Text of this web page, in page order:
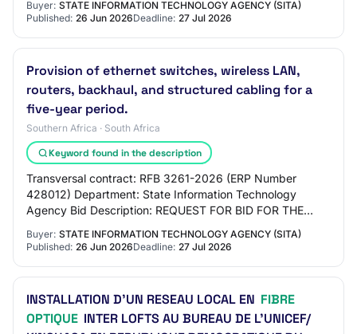
Session :…
Buyer: STATE INFORMATION TECHNOLOGY AGENCY (SITA)
Published: 26 Jun 2026Deadline: 27 Jul 2026
Provision of ethernet switches, wireless LAN,
routers, backhaul, and structured cabling for a
five-year period.
Southern Africa · South Africa
Keyword found in the description
Transversal contract: RFB 3261-2026 (ERP Number
428012) Department: State Information Technology
Agency Bid Description: REQUEST FOR BID FOR THE
ESTABLISHMENT OF A TRANSVERSAL CONTRACT FOR
THE PROVIS…
Buyer: STATE INFORMATION TECHNOLOGY AGENCY (SITA)
Published: 26 Jun 2026Deadline: 27 Jul 2026
INSTALLATION D’UN RESEAU LOCAL EN FIBRE
OPTIQUE INTER LOFTS AU BUREAU DE L'UNICEF/